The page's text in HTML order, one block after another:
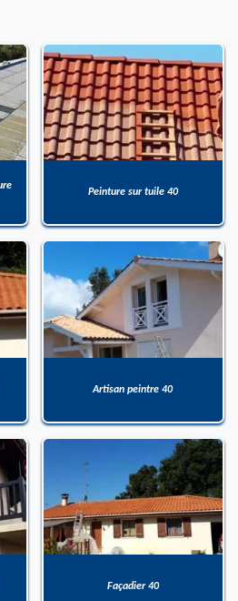
Peinture sur tuile 40
Artisan peintre 40
Façadier 40